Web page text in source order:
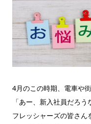
4月のこの時期、電車や
「あー、新入社員だろ
フレッシャーズの皆さん